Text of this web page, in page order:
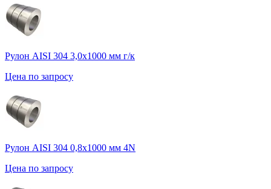
Рулон AISI 304 3,0х1000 мм г/к
Цена по запросу
Рулон AISI 304 0,8х1000 мм 4N
Цена по запросу